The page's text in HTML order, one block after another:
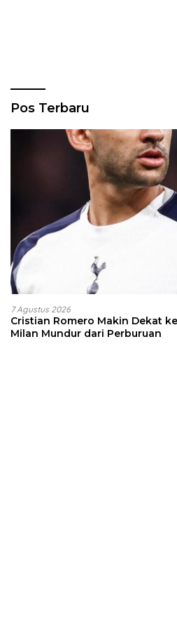
Pos Terbaru
7 Agustus 2026
Cristian Romero Makin Dekat
Milan Mundur dari Perburuan